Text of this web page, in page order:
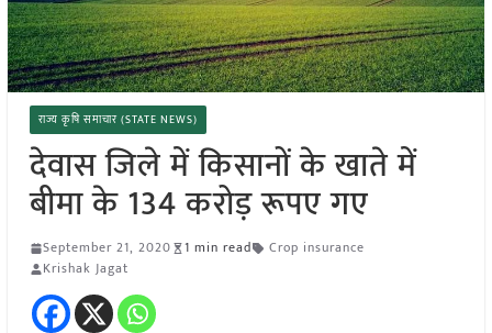
राज्य कृषि समाचार (STATE NEWS)
देवास जिले में किसानों के खाते में
बीमा के 134 करोड़ रूपए गए
September 21, 2020 1 min read
Crop insurance
Krishak Jagat